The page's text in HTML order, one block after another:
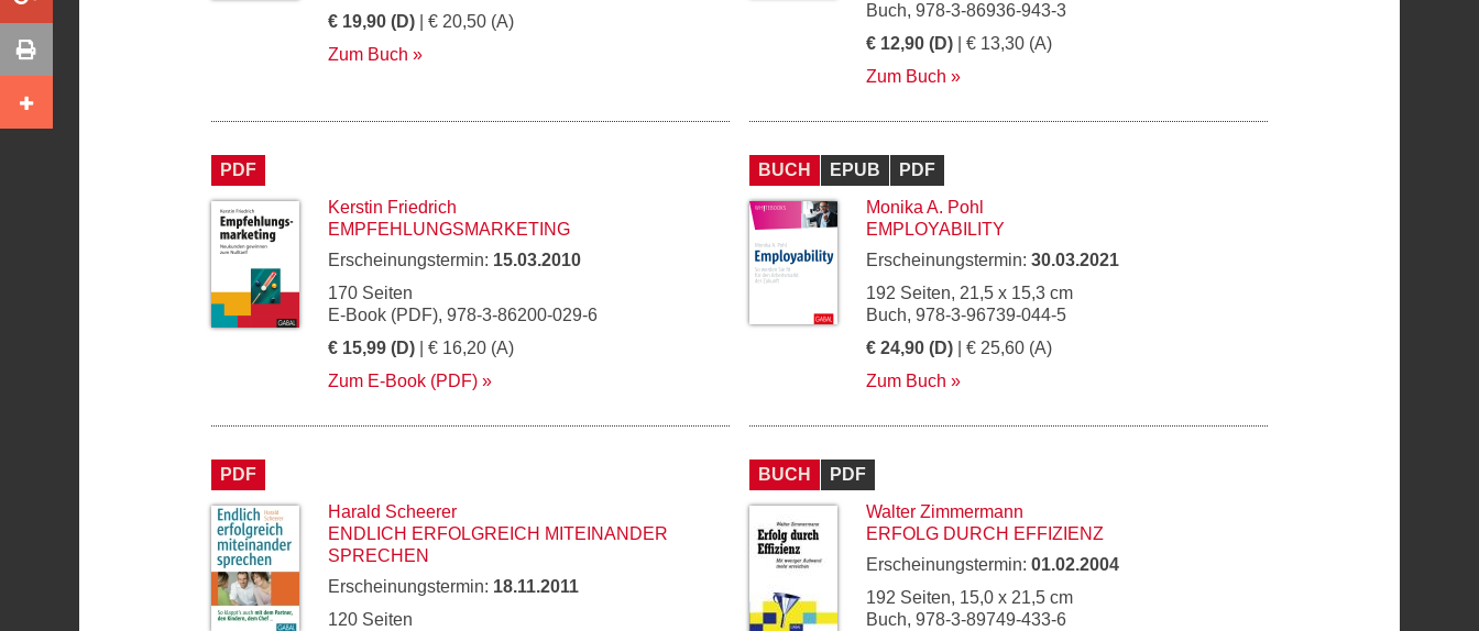
€ 19,90 (D) | € 20,50 (A)
Zum Buch
Buch, 978-3-86936-943-3
€ 12,90 (D) | € 13,30 (A)
Zum Buch
PDF
Kerstin Friedrich
EMPFEHLUNGSMARKETING
Erscheinungstermin: 15.03.2010
170 Seiten
E-Book (PDF), 978-3-86200-029-6
€ 15,99 (D) | € 16,20 (A)
Zum E-Book (PDF)
BUCH EPUB
PDF
Monika A. Pohl
EMPLOYABILITY
Erscheinungstermin: 30.03.2021
192 Seiten, 21,5 x 15,3 cm
Buch, 978-3-96739-044-5
€ 24,90 (D) | € 25,60 (A)
Zum Buch
PDF
Harald Scheerer
ENDLICH ERFOLGREICH MITEINANDER
SPRECHEN
Erscheinungstermin: 18.11.2011
120 Seiten
BUCH
PDF
Walter Zimmermann
ERFOLG DURCH EFFIZIENZ
Erscheinungstermin: 01.02.2004
192 Seiten, 15,0 x 21,5 cm
Buch, 978-3-89749-433-6